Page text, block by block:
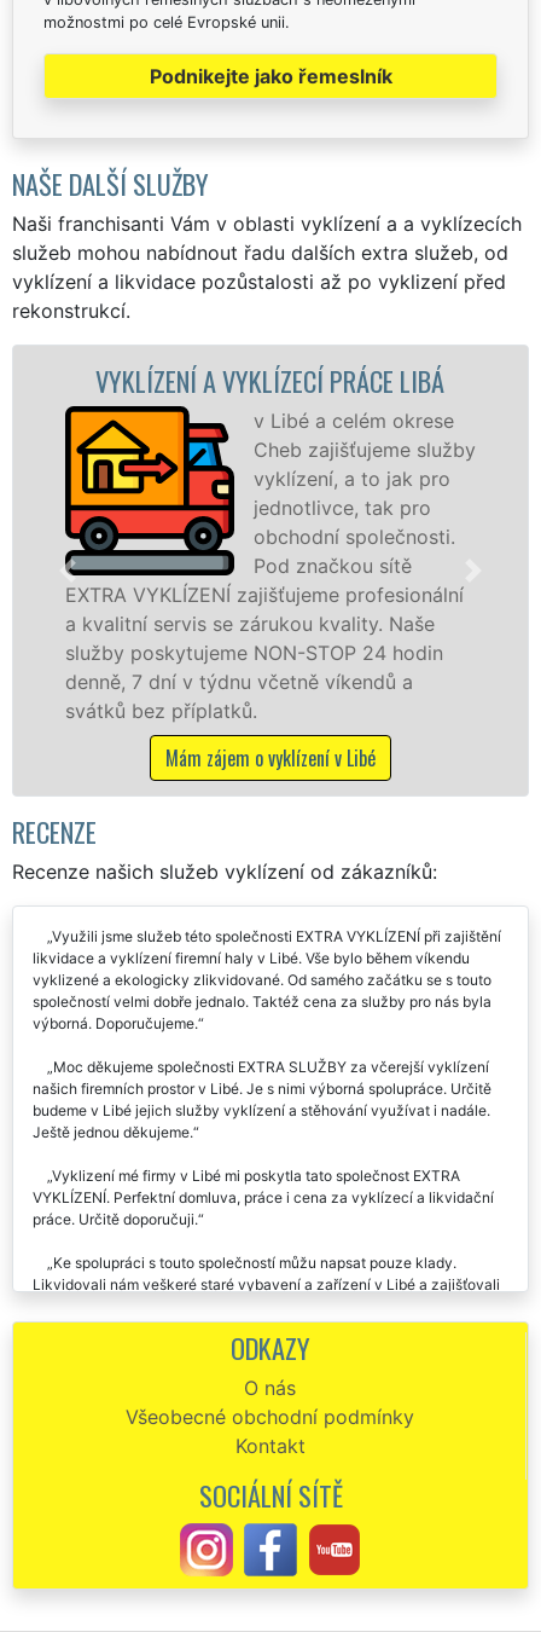
možnostmi po celé Evropské unii.
Podnikejte jako řemeslník
NAŠE DALŠÍ SLUŽBY
Naši franchisanti Vám v oblasti vyklízení a a vyklízecích
služeb mohou nabídnout řadu dalších extra služeb, od
vyklízení a likvidace pozůstalosti až po vyklizení před
rekonstrukcí.
A VYKLÍZECÍ PRÁCE LIBÁ
v Libé a celém okrese
Cheb zajišťujeme služby
vyklízení, a to jak pro
jednotlivce, tak pro
obchodní společnosti.
Pod značkou sítě
zajišťujeme profesionální
servis se zárukou kvality. Naše
NON-STOP 24 hodin
dní v týdnu včetně víkendů a
příplatků.
Mám zájem o vyklízení v Libé
v Libé a
zárukou
RECENZE
Recenze našich služeb vyklízení od zákazníků:
Využili jsme služeb této společnosti EXTRA VYKLÍZENÍ při zajištění
likvidace a vyklízení firemní haly v Libé. Vše bylo během víkendu
vyklizené a ekologicky zlikvidované. Od samého začátku se s touto
společností velmi dobře jednalo. Taktéž cena za služby pro nás byla
výborná. Doporučujeme.
Moc děkujeme společnosti EXTRA SLUŽBY za včerejší vyklízení
našich firemních prostor v Libé. Je s nimi výborná spolupráce. Určitě
budeme v Libé jejich služby vyklízení a stěhování využívat i nadále.
Ještě jednou děkujeme.
Vyklizení mé firmy v Libé mi poskytla tato společnost EXTRA
VYKLÍZENÍ. Perfektní domluva, práce i cena za vyklízecí a likvidační
práce. Určitě doporučuji.
Ke spolupráci s touto společností můžu napsat pouze klady.
Likvidovali nám veškeré staré vybavení a zařízení v Libé a zajišťovali
organizace vyklízení probíhala na jedničku. Určitě doporučuji využívat
Chtěl by jsem poděkovat za vaši spolupráci při vyklizení naší
společnosti v Libé. Veškeré prostory byly krásně a čistě vyklizené.
ODKAZY
O nás
Všeobecné obchodní podmínky
Kontakt
SOCIÁLNÍ SÍTĚ